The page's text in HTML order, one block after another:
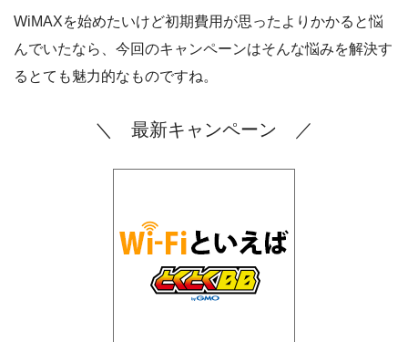
WiMAXを始めたいけど初期費用が思ったよりかかると悩
んでいたなら、今回のキャンペーンはそんな悩みを解決す
るとても魅力的なものですね。
＼ 最新キャンペーン ／